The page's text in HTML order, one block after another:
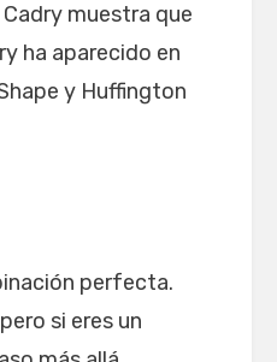
muestra que
ha aparecido en
y Huffington
perfecta.
si eres un